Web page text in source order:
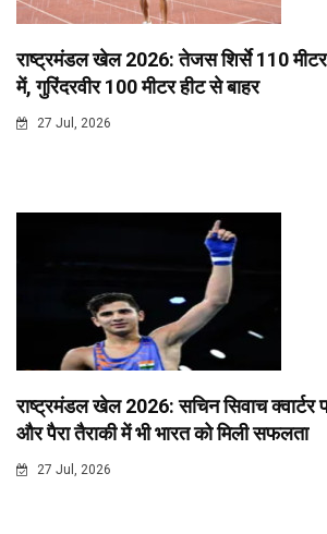
राष्ट्रमंडल खेल 2026: तेजस शिर्से 110
में, गुरिंदरवीर 100 मीटर हीट से बाहर
27 Jul, 2026
राष्ट्रमंडल खेल 2026: सचिन सिवाच
और पैरा तैराकी में भी भारत को मिली सफलता
27 Jul, 2026